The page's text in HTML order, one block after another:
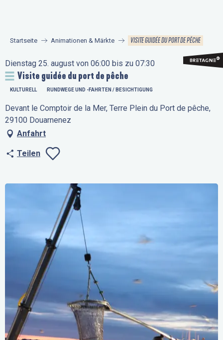
principal
Startseite Animationen & Märkte VISITE GUIDÉE DU PORT DE PÊCHE
Dienstag 25. august von 06:00 bis zu 07:30
Visite guidée du port de pêche
KULTURELL RUNDWEGE UND -FAHRTEN / BESICHTIGUNG
Devant le Comptoir de la Mer, Terre Plein du Port de pêche,
29100 Douarnenez
Anfahrt
Teilen